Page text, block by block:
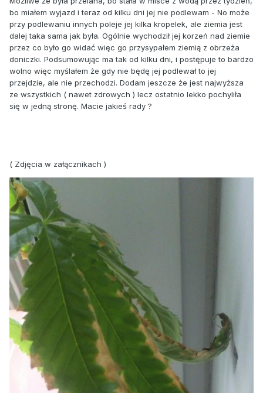
bo miałem wyjazd i teraz od kilku dni jej nie podlewam - No może
przy podlewaniu innych poleje jej kilka kropelek, ale ziemia jest
dalej taka sama jak była. Ogólnie wychodził jej korzeń nad ziemie
przez co było go widać więc go przysypałem ziemią z obrzeża
doniczki. Podsumowując ma tak od kilku dni, i postępuje to bardzo
wolno więc myślałem że gdy nie będę jej podlewał to jej
przejdzie, ale nie przechodzi. Dodam jeszcze że jest najwyższa
ze wszystkich ( nawet zdrowych ) lecz ostatnio lekko pochyliła
się w jedną stronę. Macie jakieś rady ?
( Zdjęcia w załącznikach )